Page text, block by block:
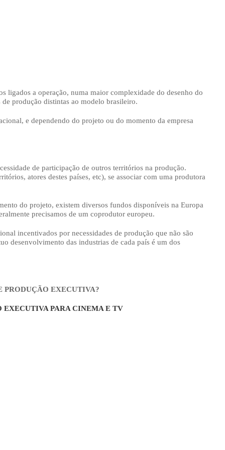
ligados a operação, numa maior complexidade do desenho do
produção distintas ao modelo brasileiro.
e dependendo do projeto ou do momento da empresa
de participação de outros territórios na produção.
atores destes países, etc), se associar com uma produtora
do projeto, existem diversos fundos disponíveis na Europa
precisamos de um coprodutor europeu.
incentivados por necessidades de produção que não são
desenvolvimento das industrias de cada país é um dos
PRODUÇÃO EXECUTIVA?
EXECUTIVA PARA CINEMA E TV